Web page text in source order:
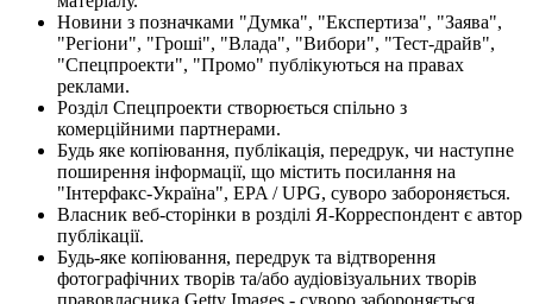
Новини з позначками "Думка", "Експертиза", "Заява",
"Регіони", "Гроші", "Влада", "Вибори", "Тест-драйв",
"Спецпроекти", "Промо" публікуються на правах
реклами.
Розділ Спецпроекти створюється спільно з
комерційними партнерами.
Будь яке копіювання, публікація, передрук, чи наступне
поширення інформації, що містить посилання на
"Інтерфакс-Україна", EPA / UPG, суворо забороняється.
Власник веб-сторінки в розділі Я-Корреспондент є автор
публікації.
Будь-яке копіювання, передрук та відтворення
фотографічних творів та/або аудіовізуальних творів
правовласника Getty Images - суворо забороняється.